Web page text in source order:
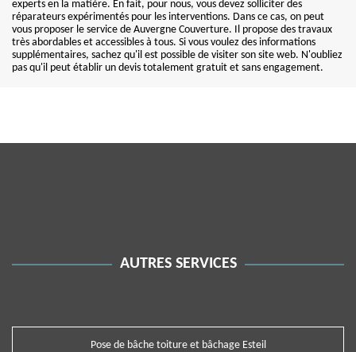
experts en la matière. En fait, pour nous, vous devez solliciter des
réparateurs expérimentés pour les interventions. Dans ce cas, on peut
vous proposer le service de Auvergne Couverture. Il propose des travaux
très abordables et accessibles à tous. Si vous voulez des informations
supplémentaires, sachez qu'il est possible de visiter son site web. N'oubliez
pas qu'il peut établir un devis totalement gratuit et sans engagement.
AUTRES SERVICES
Pose de bâche toiture et bâchage Esteil